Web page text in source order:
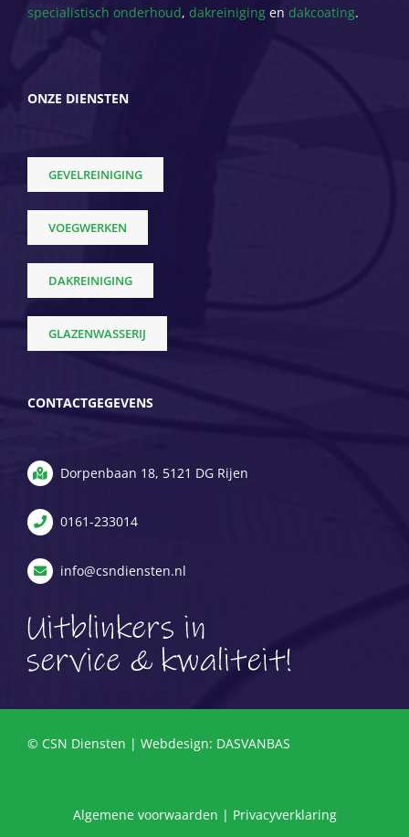
specialistisch onderhoud, dakreinigingen dakcoating.
ONZE DIENSTEN
GEVELREINIGING
VOEGWERKEN
DAKREINIGING
GLAZENWASSERIJ
CONTACTGEGEVENS
Dorpenbaan 18, 5121 DG Rijen
0161-233014
info@csndiensten.nl
© CSN Diensten | Webdesign: DASVANBAS
Algemene voorwaarden | Privacyverklaring